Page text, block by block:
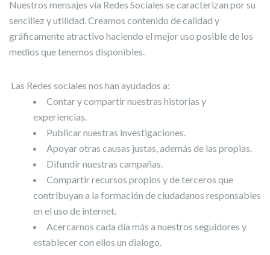
Nuestros mensajes vía Redes Sociales se caracterizan por su
sencillez y utilidad. Creamos contenido de calidad y
gráficamente atractivo haciendo el mejor uso posible de los
medios que tenemos disponibles.
Las Redes sociales nos han ayudados a:
Contar y compartir nuestras historias y
experiencias.
Publicar nuestras investigaciones.
Apoyar otras causas justas, además de las propias.
Difundir nuestras campañas.
Compartir recursos propios y de terceros que
contribuyan a la formación de ciudadanos responsables
en el uso de internet.
Acercarnos cada día más a nuestros seguidores y
establecer con ellos un dialogo.